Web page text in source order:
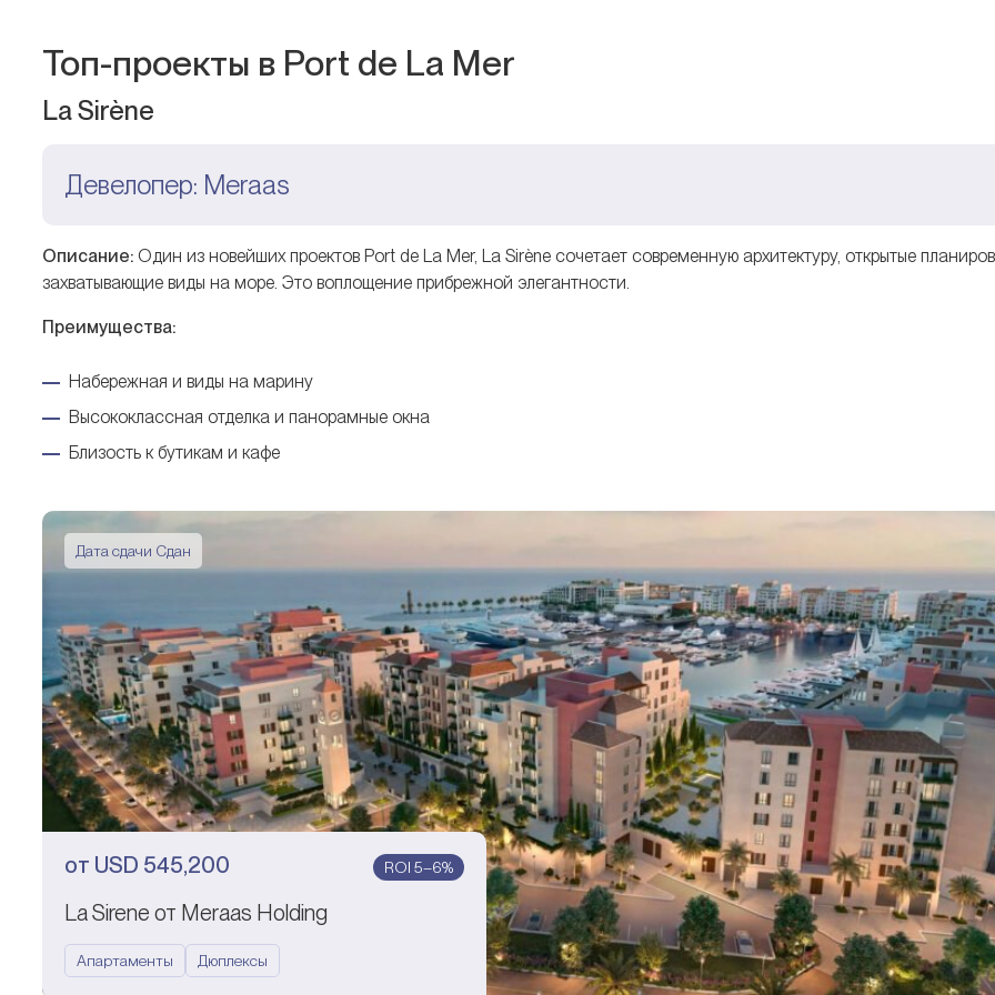
Топ-проекты в Port de La Mer
La Sirène
Девелопер: Meraas
Описание: Один из новейших проектов Port de La Mer, La Sirène сочетает современную архитектуру, открытые
захватывающие виды на море. Это воплощение прибрежной элегантности.
Преимущества:
Набережная и виды на марину
Высококлассная отделка и панорамные окна
Близость к бутикам и кафе
Дата сдачи Сдан
от USD 545,200 ROI 5–6%
La Sirene от Meraas Holding
Апартаменты Дюплексы